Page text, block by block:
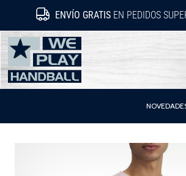
ENVÍO GRATISEN PEDIDOS
WePlayHandball.es